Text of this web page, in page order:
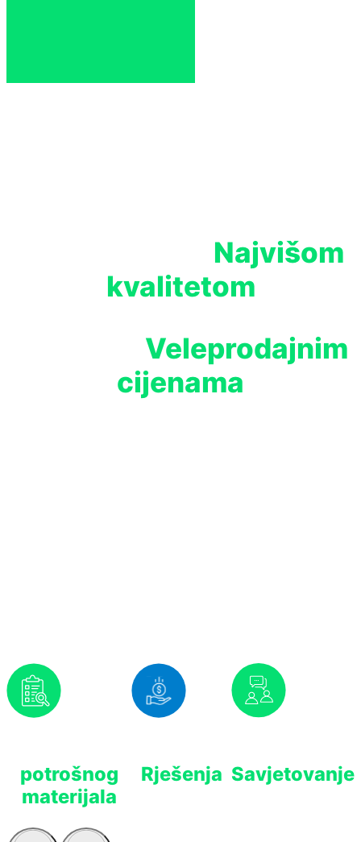
Najvišom
kvalitetom
Veleprodajnim
cijenama
potrošnog
materijala
Rješenja Savjetovanje